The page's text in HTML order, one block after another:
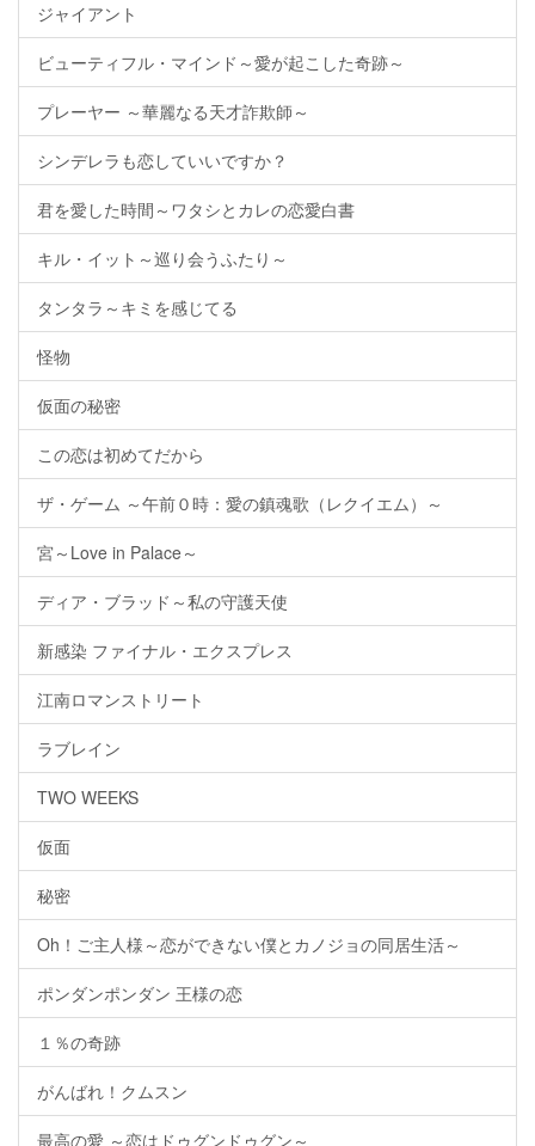
ジャイアント
ビューティフル・マインド～愛が起こした奇跡～
プレーヤー ～華麗なる天才詐欺師～
シンデレラも恋していいですか？
君を愛した時間～ワタシとカレの恋愛白書
キル・イット～巡り会うふたり～
タンタラ～キミを感じてる
怪物
仮面の秘密
この恋は初めてだから
ザ・ゲーム ～午前０時：愛の鎮魂歌（レクイエム）～
宮～Love in Palace～
ディア・ブラッド～私の守護天使
新感染 ファイナル・エクスプレス
江南ロマンストリート
ラブレイン
TWO WEEKS
仮面
秘密
Oh！ご主人様～恋ができない僕とカノジョの同居生活～
ポンダンポンダン 王様の恋
１％の奇跡
がんばれ！クムスン
最高の愛 ～恋はドゥグンドゥグン～